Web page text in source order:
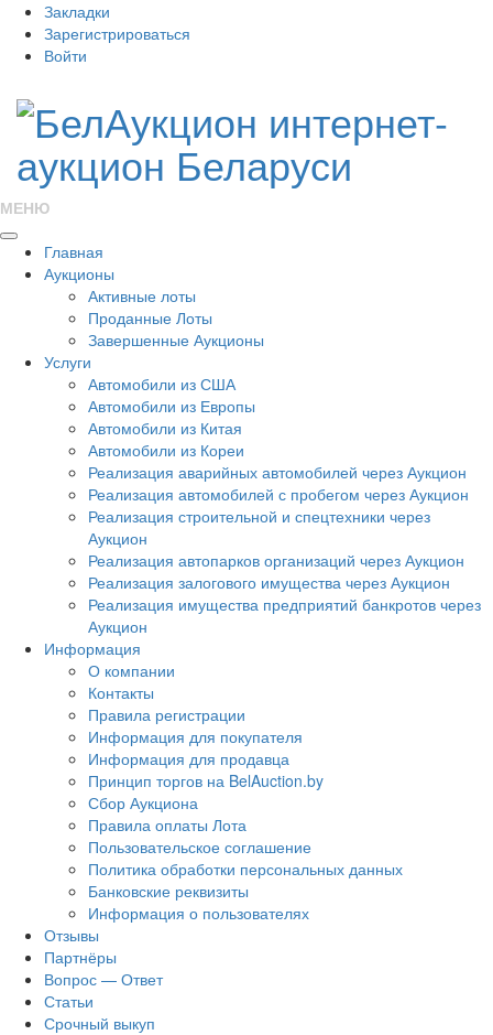
Закладки
Зарегистрироваться
Войти
МЕНЮ
Главная
Аукционы
Активные лоты
Проданные Лоты
Завершенные Аукционы
Услуги
Автомобили из США
Автомобили из Европы
Автомобили из Китая
Автомобили из Кореи
Реализация аварийных автомобилей через Аукцион
Реализация автомобилей с пробегом через Аукцион
Реализация строительной и спецтехники через
Аукцион
Реализация автопарков организаций через Аукцион
Реализация залогового имущества через Аукцион
Реализация имущества предприятий банкротов через
Аукцион
Информация
О компании
Контакты
Правила регистрации
Информация для покупателя
Информация для продавца
Принцип торгов на BelAuction.by
Сбор Аукциона
Правила оплаты Лота
Пользовательское соглашение
Политика обработки персональных данных
Банковские реквизиты
Информация о пользователях
Отзывы
Партнёры
Вопрос — Ответ
Статьи
Срочный выкуп